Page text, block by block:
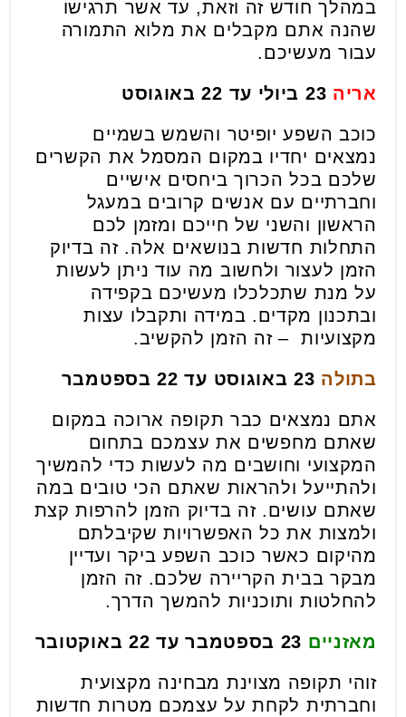
במהלך חודש זה וזאת, עד אשר תרגישו
שהנה אתם מקבלים את מלוא התמורה
עבור מעשיכם.
אריה
כוכב השפע יופיטר והשמש בשמיים
נמצאים יחדיו במקום המסמל את הקשרים
שלכם בכל הכרוך ביחסים אישיים
וחברתיים עם אנשים קרובים במעגל
הראשון והשני של חייכם ומזמן לכם
התחלות חדשות בנושאים אלה. זה בדיוק
הזמן לעצור ולחשוב מה עוד ניתן לעשות
על מנת שתכלכלו מעשיכם בקפידה
ובתכנון מקדים. במידה ותקבלו עצות
מקצועיות – זה הזמן להקשיב.
בתולה
אתם נמצאים כבר תקופה ארוכה במקום
שאתם מחפשים את עצמכם בתחום
המקצועי וחושבים מה לעשות כדי להמשיך
ולהתייעל ולהראות שאתם הכי טובים במה
שאתם עושים. זה בדיוק הזמן להרפות קצת
ולמצות את כל האפשרויות שקיבלתם
מהיקום כאשר כוכב השפע ביקר ועדיין
מבקר בבית הקריירה שלכם. זה הזמן
להחלטות ותוכניות להמשך הדרך.
מאזניים
זוהי תקופה מצוינת מבחינה מקצועית
וחברתית לקחת על עצמכם מטרות חדשות